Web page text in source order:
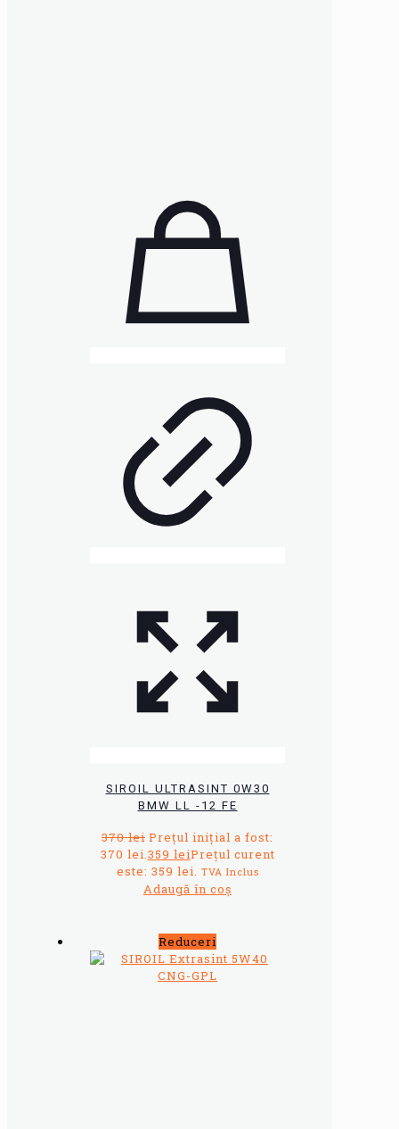
SIROIL ULTRASINT 0W30
BMW LL -12 FE
370lei Prețul inițial a fost:
370 lei.359 leiPrețul curent
este: 359 lei. TVA Inclus
Adaugă în coș
Reduceri